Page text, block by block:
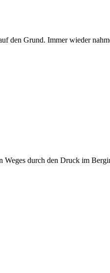
Grund. Immer wieder
durch den Druck im